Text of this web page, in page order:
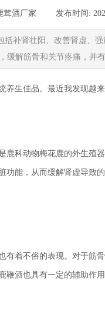
茸酒厂家 发布时间:
括补肾壮阳、改善肾虚、
缓解筋骨和关节疼痛，并
养生佳品。最近我发现越
鹿科动物梅花鹿的外生殖
功能，从而缓解肾虚导致
有着不俗的表现。对于筋
鞭酒也具有一定的辅助作